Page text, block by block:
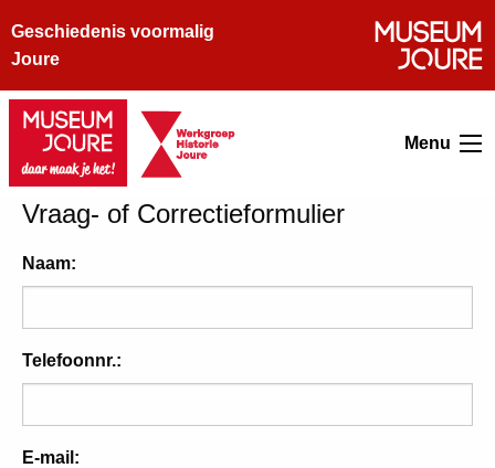
Geschiedenis voormalig
Joure
Menu
Vraag- of Correctieformulier
Naam:
Telefoonnr.:
E-mail: